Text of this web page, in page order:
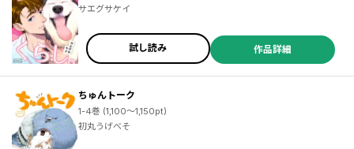
サエグサケイ
試し読み 作品詳細
ちゅんトーク
1-4巻 (1,100～1,150pt)
初丸うげべそ